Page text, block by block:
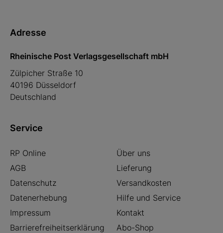
Adresse
Rheinische Post Verlagsgesellschaft mbH
Zülpicher Straße 10
40196 Düsseldorf
Deutschland
Service
RP Online
Über uns
AGB
Lieferung
Datenschutz
Versandkosten
Datenerhebung
Hilfe und Service
Impressum
Kontakt
Barrierefreiheitserklärung
Abo-Shop